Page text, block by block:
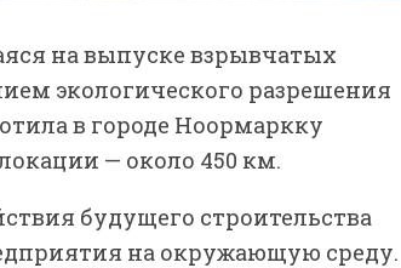
на выпуске взрывчатых
экологического разрешения
в городе Ноормаркку
— около 450 км.
будущего строительства
на окружающую среду.